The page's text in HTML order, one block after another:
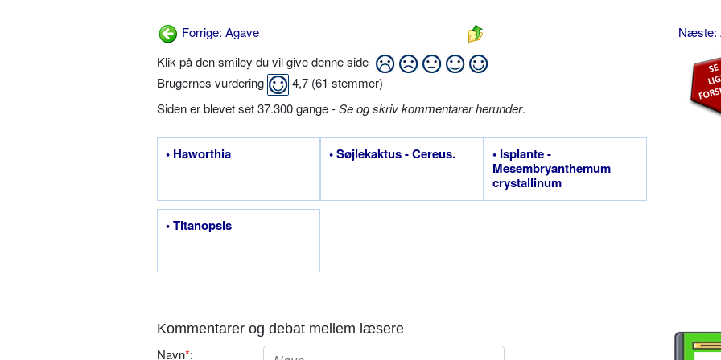
Forrige: Agave
Næste:
Klik på den smiley du vil give denne side
Brugernes vurdering
4,7 (61 stemmer)
Siden er blevet set 37.300 gange -Se og skriv kommentarer herunder.
• Haworthia • Søjlekaktus - Cereus.
• Isplante -
Mesembryanthemum
crystallinum
• Titanopsis
Kommentarer og debat mellem læsere
Navn*: